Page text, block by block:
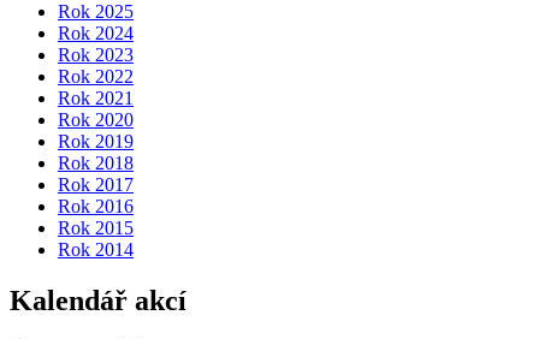
Rok 2025
Rok 2024
Rok 2023
Rok 2022
Rok 2021
Rok 2020
Rok 2019
Rok 2018
Rok 2017
Rok 2016
Rok 2015
Rok 2014
Kalendář akcí